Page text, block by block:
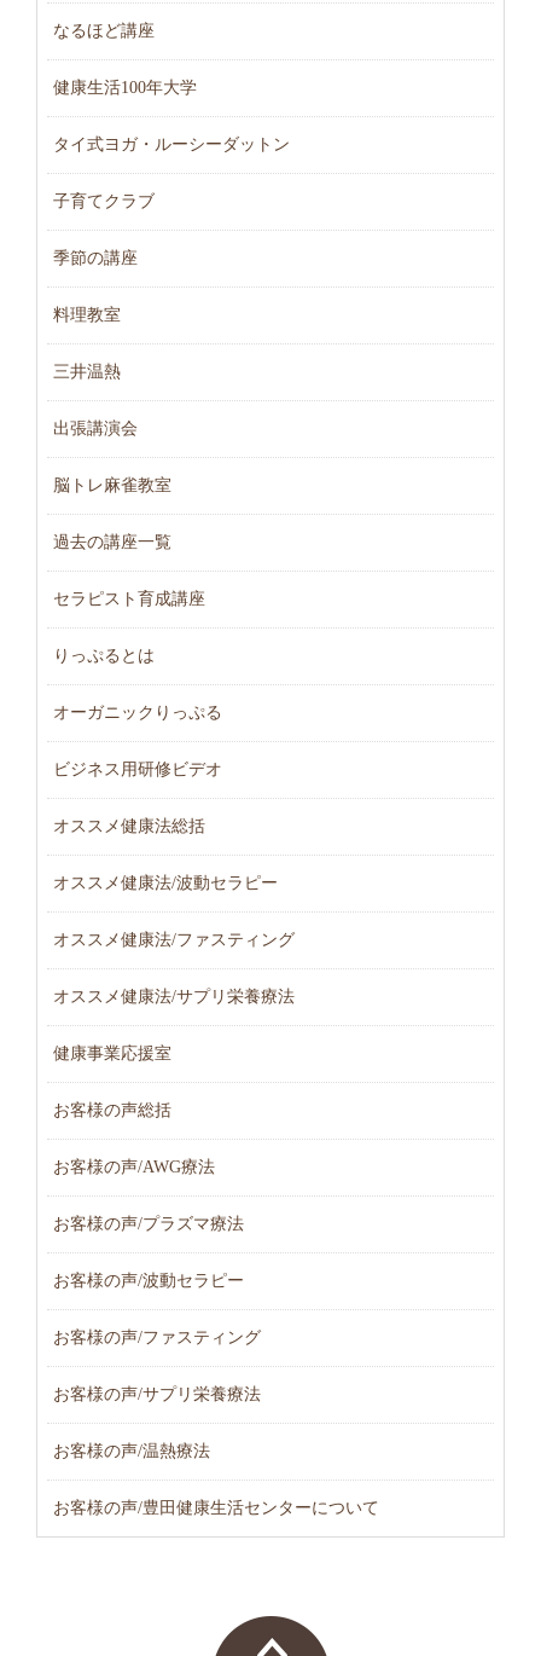
なるほど講座
健康生活100年大学
タイ式ヨガ・ルーシーダットン
子育てクラブ
季節の講座
料理教室
三井温熱
出張講演会
脳トレ麻雀教室
過去の講座一覧
セラピスト育成講座
りっぷるとは
オーガニックりっぷる
ビジネス用研修ビデオ
オススメ健康法総括
オススメ健康法/波動セラピー
オススメ健康法/ファスティング
オススメ健康法/サプリ栄養療法
健康事業応援室
お客様の声総括
お客様の声/AWG療法
お客様の声/プラズマ療法
お客様の声/波動セラピー
お客様の声/ファスティング
お客様の声/サプリ栄養療法
お客様の声/温熱療法
お客様の声/豊田健康生活センターについて